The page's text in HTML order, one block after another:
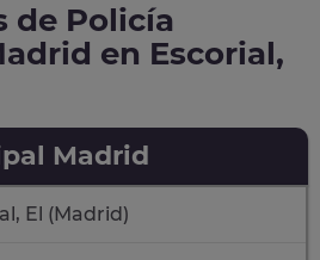
de Policía
en Escorial,
Madrid
El (Madrid)